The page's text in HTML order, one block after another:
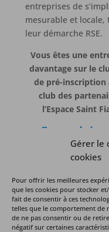
Gérer le
cookies
Pour offrir les meilleures
que les cookies pour stocker
fait de consentir à ces
telles que le comportement de
de ne pas consentir ou de
négatif sur certaines
entreprises de
mesurable et
leur démarche RSE.
Vous êtes une
davantage sur le
de pré-inscription
club des
l’Espace Saint
Formulaire